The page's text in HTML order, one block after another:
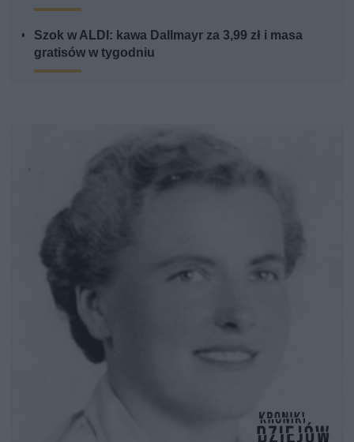
Szok w ALDI: kawa Dallmayr za 3,99 zł i masa
gratisów w tygodniu